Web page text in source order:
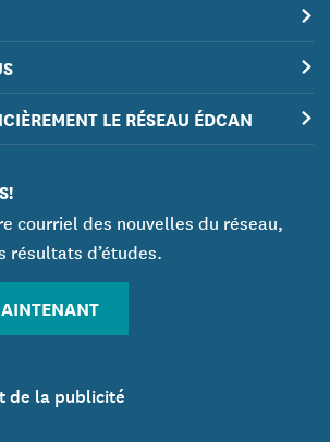
LE RÉSEAU ÉDCAN
courriel des nouvelles du réseau,
résultats d’études.
de la publicité